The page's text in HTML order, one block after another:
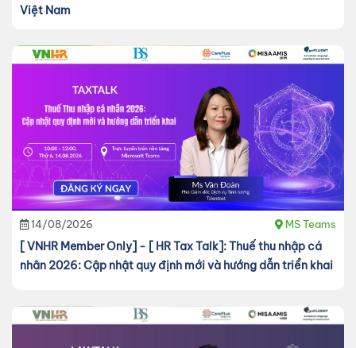
Việt Nam
14/08/2026 MS Teams
[ VNHR Member Only] - [ HR Tax Talk]: Thuế thu nhập cá
nhân 2026: Cập nhật quy định mới và hướng dẫn triển khai